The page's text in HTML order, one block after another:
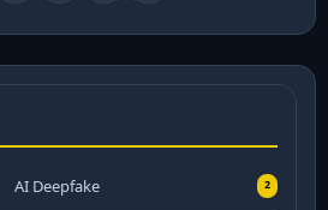
AI Deepfake 2